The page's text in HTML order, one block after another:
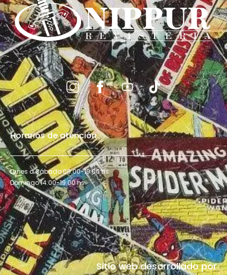
Horarios de atención
Lunes a Sábado 09:00-19:00 hs.
Domingo 14:00-19:00 hs.
Sitio web desarrollado por